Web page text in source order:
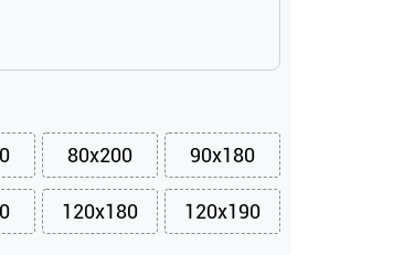
80x200 90x180
120x180 120x190